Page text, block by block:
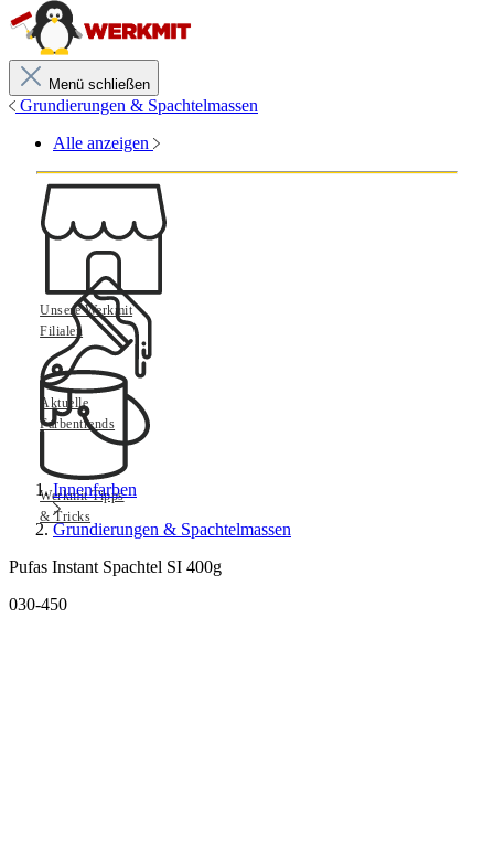
Menü schließen
Grundierungen & Spachtelmassen
Alle anzeigen
Unsere Werkmit
Filialen
Aktuelle
Farbentrends
Werkmit Tipps
& Tricks
Innenfarben
Grundierungen & Spachtelmassen
Pufas Instant Spachtel SI 400g
030-450